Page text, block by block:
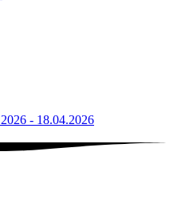
- 18.04.2026